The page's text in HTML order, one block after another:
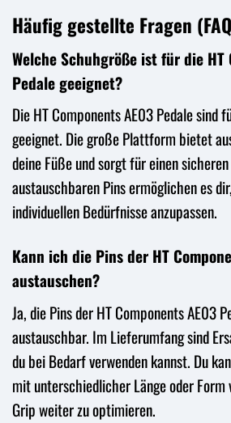
Häufig gestellte Fragen
Welche Schuhgröße ist für die HT
Pedale geeignet?
Die HT Components AE03 Pedale sind
geeignet. Die große Plattform bietet
deine Füße und sorgt für einen
austauschbaren Pins ermöglichen es
individuellen Bedürfnisse anzupassen.
Kann ich die Pins der HT
austauschen?
Ja, die Pins der HT Components AE03
austauschbar. Im Lieferumfang sind
du bei Bedarf verwenden kannst. Du
mit unterschiedlicher Länge oder Form
Grip weiter zu optimieren.